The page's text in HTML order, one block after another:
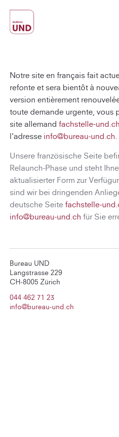
Notre site en français fait
refonte et sera bientôt à
version entièrement
toute demande urgente, vous
site allemand fachstelle-und.ch
l'adresse info@bureau-und.ch.
Unsere französische Seite
Relaunch-Phase und steht
aktualisierter Form zur
sind wir bei dringenden
deutsche Seite fachstelle-
info@bureau-und.ch für Sie
Bureau UND
Langstrasse 229
CH-8005 Zürich
044 462 71 23
info@bureau-und.ch